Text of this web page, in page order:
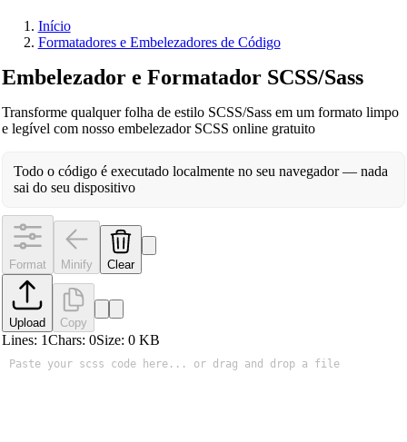
Início
Formatadores e Embelezadores de Código
Embelezador e Formatador SCSS/Sass
Transforme qualquer folha de estilo SCSS/Sass em um formato limpo
e legível com nosso embelezador SCSS online gratuito
Todo o código é executado localmente no seu navegador — nada
sai do seu dispositivo
Format Minify Clear
Upload Copy
Lines: 1Chars: 0Size: 0KB